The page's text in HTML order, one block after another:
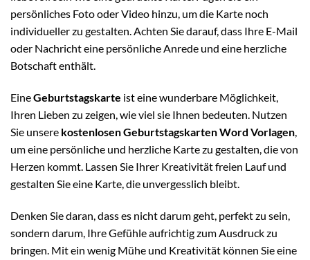
persönliches Foto oder Video hinzu, um die Karte noch
individueller zu gestalten. Achten Sie darauf, dass Ihre E-Mail
oder Nachricht eine persönliche Anrede und eine herzliche
Botschaft enthält.
EineGeburtstagskarte ist eine wunderbare Möglichkeit,
Ihren Lieben zu zeigen, wie viel sie Ihnen bedeuten. Nutzen
Sie unsere kostenlosen Geburtstagskarten Word Vorlagen,
um eine persönliche und herzliche Karte zu gestalten, die von
Herzen kommt. Lassen Sie Ihrer Kreativität freien Lauf und
gestalten Sie eine Karte, die unvergesslich bleibt.
Denken Sie daran, dass es nicht darum geht, perfekt zu sein,
sondern darum, Ihre Gefühle aufrichtig zum Ausdruck zu
bringen. Mit ein wenig Mühe und Kreativität können Sie eine